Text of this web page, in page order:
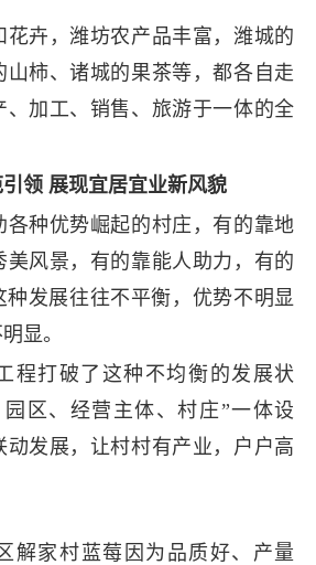
卉，潍坊农产品丰富，潍城的
山柿、诸城的果茶等，都各自走
、加工、销售、旅游于一体的全
领 展现宜居宜业新风貌
种优势崛起的村庄，有的靠地
美风景，有的靠能人助力，有的
发展往往不平衡，优势不明显
显。
打破了这种不均衡的发展状
区、经营主体、村庄”一体设
动发展，让村村有产业，户户高
家村蓝莓因为品质好、产量